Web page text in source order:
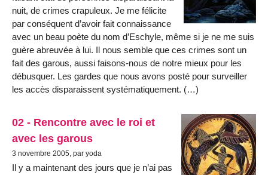
nuit, de crimes crapuleux. Je me félicite
par conséquent d’avoir fait connaissance
avec un beau poète du nom d’Eschyle, même si je ne me suis
guère abreuvée à lui. Il nous semble que ces crimes sont un
fait des garous, aussi faisons-nous de notre mieux pour les
débusquer. Les gardes que nous avons posté pour surveiller
les accès disparaissent systématiquement. (…)
02 - Rencontre avec le roi et
avec les garous
3 novembre 2005, par yoda
Il y a maintenant des jours que je n’ai pas